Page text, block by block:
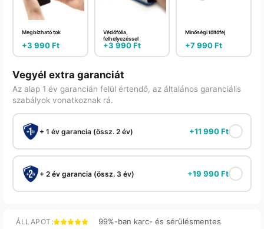
Megbízható tok
+3 990Ft
Védőfólia,
felhelyezéssel
+3 990Ft
Minőségi töltőfej
+7 990Ft
Vegyél extra garanciát
Az alap 1 év garancián felül értendő, az általános garanciális
szabályok vonatkoznak rá.
+ 1 év garancia (össz. 2 év) +11 990Ft
+ 2 év garancia (össz. 3 év) +19 990Ft
ÁLLAPOT:
99%-ban karc- és sérülésmentes